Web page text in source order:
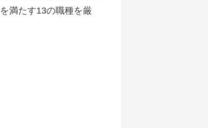
満たす13の職種を厳